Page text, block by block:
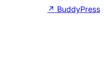
BuddyPress
↗